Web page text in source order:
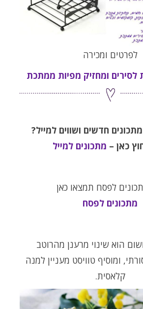
לפרטים ומכירה
ומחזיק מפיות ממתכת
חדשים ושווים למייל?
כאן – מתכונים למייל
לפסח תמצאו כאן
מתכונים לפסח
הוא שינוי מרענן מהרוטב
ומוסיף טוויסט מעניין למנה
קלאסית.